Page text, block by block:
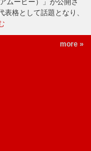
ムービー）」が公開さ
格として話題となり、
more »